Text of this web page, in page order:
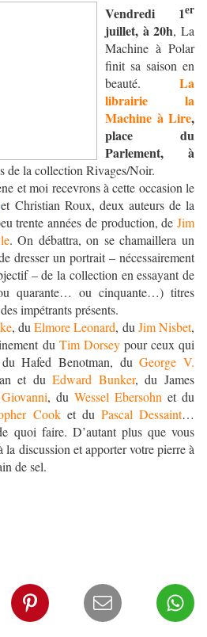
Vendredi 1er
juillet, à 20h, La
Machine à Polar
finit sa saison en
beauté. La
librairie la
Machine à Lire,
place du
Parlement, à
de la collection Rivages/Noir.
et moi recevrons à cette occasion le
et Christian Roux, deux auteurs de la
trente années de production, de Jim
. On débattra, on se chamaillera un
dresser un portrait – nécessairement
– de la collection en essayant de
quarante… ou cinquante…) titres
impétrants présents.
, duElmore Leonard, du Jim Nisbet,
du Tim Dorseypour ceux qui
Hafed Benotman, duGeorge V.
et duEdward Bunker, du James
, du Wessel Ebersohn et du
Cooket du Pascal Dessaint…
quoi faire. D’autant plus que vous
la discussion et apporter votre pierre à
de sel.